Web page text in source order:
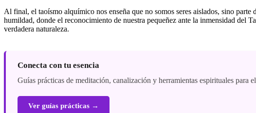
Al final, el taoísmo alquímico nos enseña que no somos seres aislados, sino
humildad, donde el reconocimiento de nuestra pequeñez ante la inmensidad del
verdadera naturaleza.
Conecta con tu esencia
Guías prácticas de meditación, canalización y herramientas espirituales para
Ver guías prácticas →